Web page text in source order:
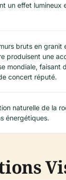
un effet lumineux
bruts en granit
produisent une
mondiale, faisant
concert réputé.
naturelle de la
énergétiques.